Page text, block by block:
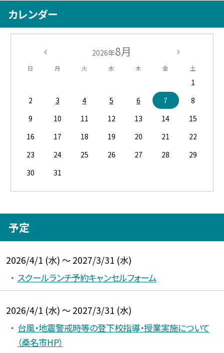
カレンダー
2026年8月
日 月 火 水 木 金 土
1
2
3 4 5 6 7
8
9
10 11 12 13 14
15
16
17 18 19 20 21
22
23
24 25 26 27 28
29
30
31
予定
2026/4/1 (水) ～ 2027/3/31 (水)
スクールランチ予約キャンセルフォーム
2026/4/1 (水) ～ 2027/3/31 (水)
台風・地震警戒時等の登下校指導・授業実施について
（桑名市HP）